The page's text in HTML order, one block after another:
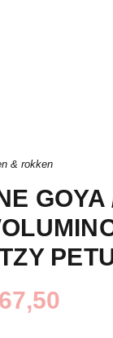
& rokken
GOYA